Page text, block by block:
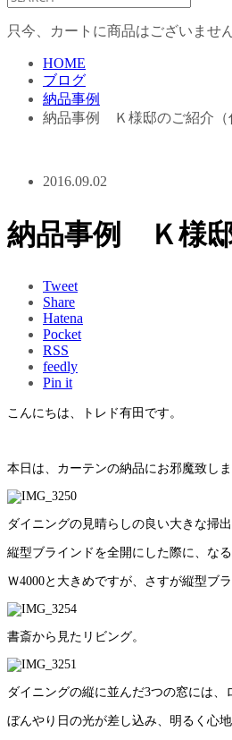
只今、カートに商品はございません
HOME
ブログ
納品事例
納品事例 Ｋ様邸のご紹介（
2016.09.02
納品事例 Ｋ様邸
Tweet
Share
Hatena
Pocket
RSS
feedly
Pin it
こんにちは、トレド有田です。
本日は、カーテンの納品にお邪魔致し
ダイニングの見晴らしの良い大きな掃
縦型ブラインドを全開にした際に、な
Ｗ4000と大きめですが、さすが縦型ブ
書斎から見たリビング。
ダイニングの縦に並んだ3つの窓には、
ぼんやり日の光が差し込み、明るく心